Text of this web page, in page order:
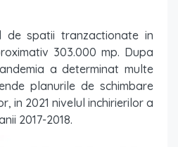
de spatii tranzactionate in
303.000 mp. Dupa
a determinat multe
planurile de schimbare
in 2021 nivelul inchirierilor a
2017-2018.